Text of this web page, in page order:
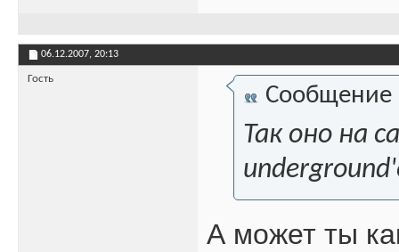
06.12.2007, 20:13
Гость
Сообщение
Так оно на
А может ты